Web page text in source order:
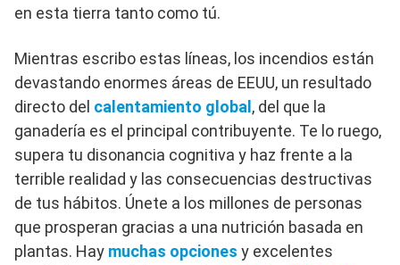
en esta tierra tanto como tú.
Mientras escribo estas líneas, los incendios están
devastando enormes áreas de EEUU, un resultado
directo del calentamiento global , del que la
ganadería es el principal contribuyente. Te lo ruego,
supera tu disonancia cognitiva y haz frente a la
terrible realidad y las consecuencias destructivas
de tus hábitos. Únete a los millones de personas
que prosperan gracias a una nutrición basada en
plantas. Hay muchas opciones y excelentes